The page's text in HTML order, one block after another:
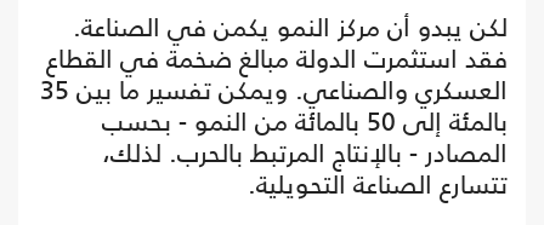
لكن يبدو أن مركز النمو يكمن في الصناعة.
فقد استثمرت الدولة مبالغ ضخمة في القطاع
العسكري والصناعي. ويمكن تفسير ما بين 35
بالمئة إلى 50 بالمائة من النمو - بحسب
المصادر - بالإنتاج المرتبط بالحرب. لذلك،
تتسارع الصناعة التحويلية.